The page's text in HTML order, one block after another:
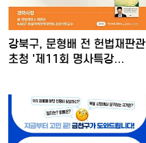
강북구, 문형배 전 헌법재판관
초청 '제11회 명사특강…